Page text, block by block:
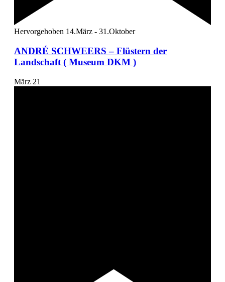
Hervorgehoben 14.März - 31.Oktober
ANDRÉ SCHWEERS – Flüstern der
Landschaft ( Museum DKM )
März 21